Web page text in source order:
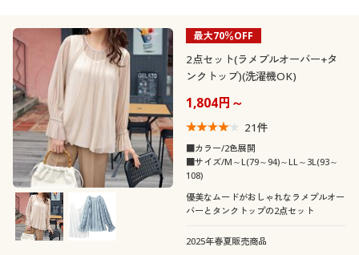
最大70％OFF
2点セット(ラメプルオーバー+タ
ンクトップ)(洗濯機OK)
1,804円～
21件
■カラー/2色展開
■サイズ/M～L(79～94)～LL～3L(93～
108)
優美なムードがおしゃれなラメプルオー
バーとタンクトップの2点セット
2025年春夏販売商品